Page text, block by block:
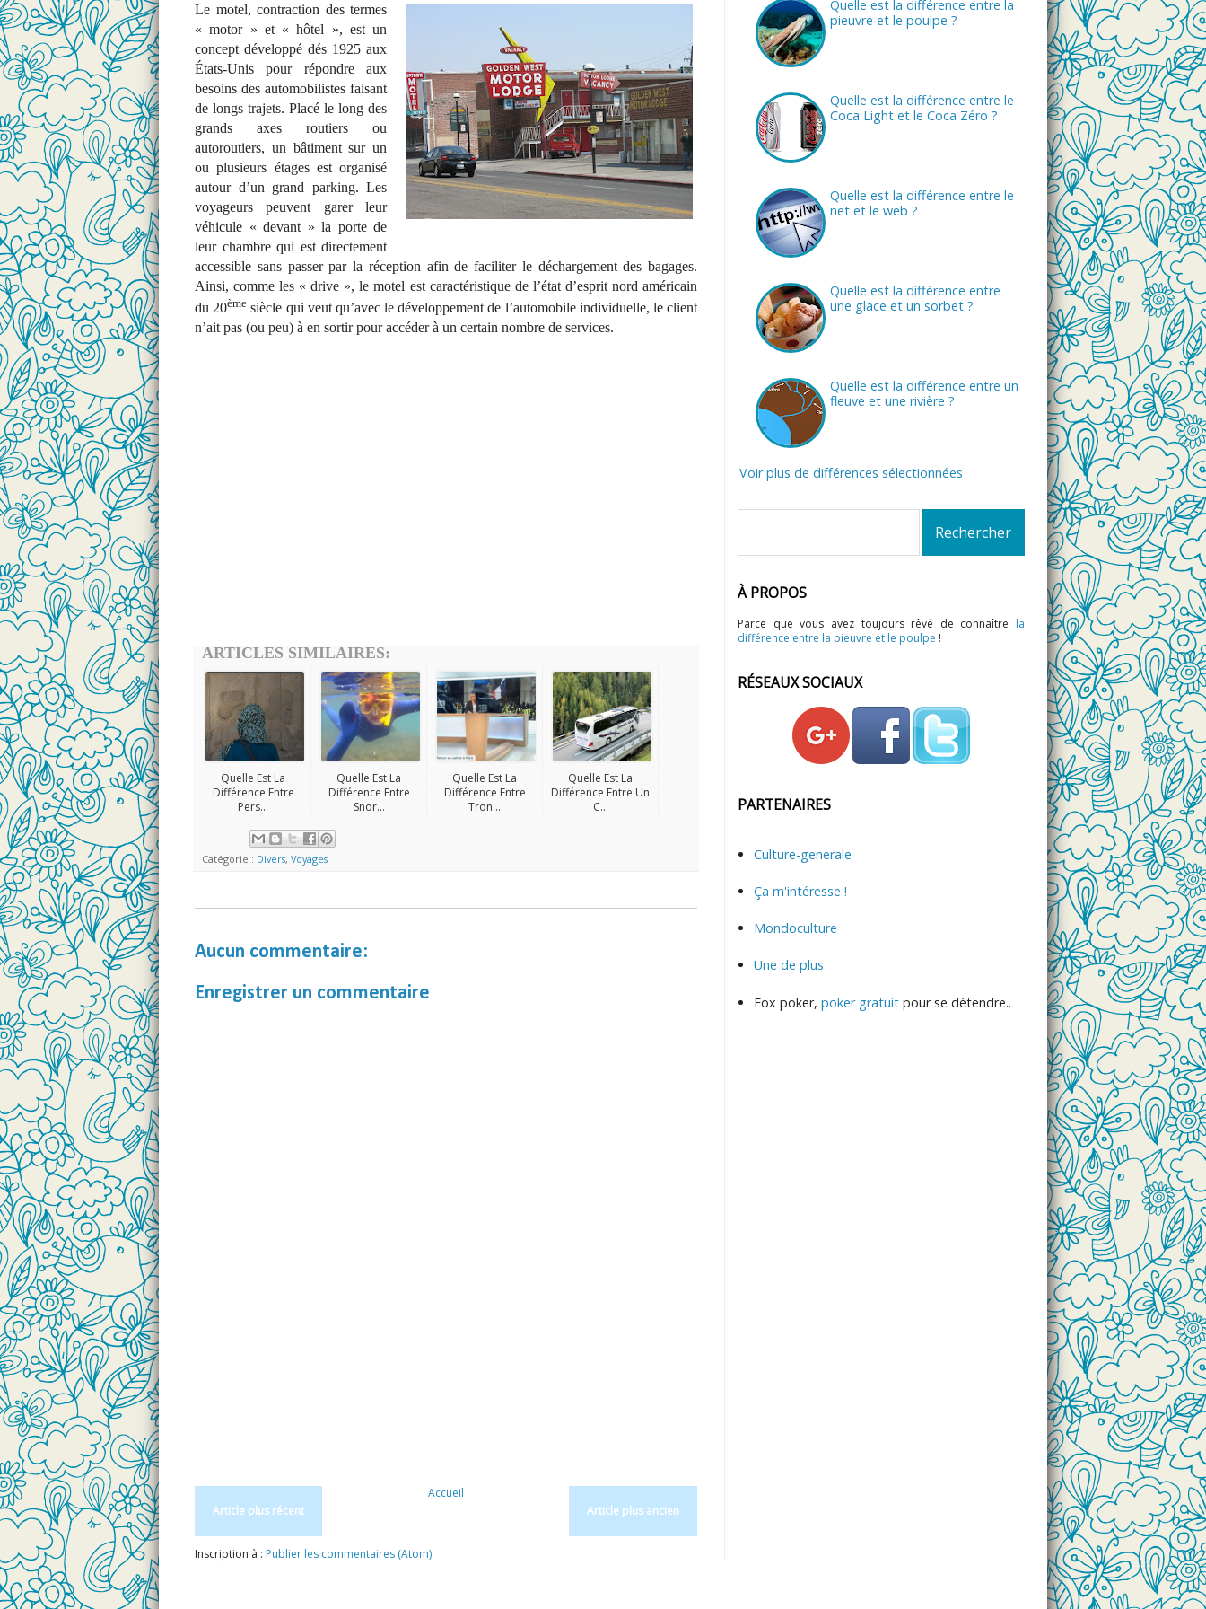
Le motel, contraction des termes
« motor » et « hôtel », est un
concept développé dés 1925 aux
États-Unis pour répondre aux
besoins des automobilistes faisant
de longs trajets. Placé le long des
grands axes routiers ou
autoroutiers, un bâtiment sur un
ou plusieurs étages est organisé
autour d’un grand parking. Les
voyageurs peuvent garer leur
véhicule « devant » la porte de
leur chambre qui est directement
accessible sans passer par la réception afin de faciliter le déchargement des bagages.
Ainsi, comme les « drive », le motel est caractéristique de l’état d’esprit nord américain
du 20ème siècle qui veut qu’avec le développement de l’automobile individuelle, le client
n’ait pas (ou peu) à en sortir pour accéder à un certain nombre de services.
ARTICLES SIMILAIRES:
Quelle Est La
Différence Entre
Pers...
Quelle Est La
Différence Entre
Snor...
Quelle Est La
Différence Entre
Tron...
Quelle Est La
Différence Entre Un
C...
Catégorie : Divers, Voyages
Aucun commentaire:
Enregistrer un commentaire
Article plus récent Article plus ancien
Accueil
Inscription à : Publier les commentaires (Atom)
Quelle est la différence entre la
pieuvre et le poulpe ?
Quelle est la différence entre le
Coca Light et le Coca Zéro ?
Quelle est la différence entre le
net et le web ?
Quelle est la différence entre
une glace et un sorbet ?
Quelle est la différence entre un
fleuve et une rivière ?
Voir plus de différences sélectionnées
À PROPOS
Parce que vous avez toujours rêvé de connaître la
différence entre la pieuvre et le poulpe !
RÉSEAUX SOCIAUX
PARTENAIRES
Culture-generale
Ça m'intéresse !
Mondoculture
Une de plus
Fox poker, poker gratuit pour se détendre..